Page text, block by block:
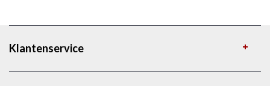
Klantenservice